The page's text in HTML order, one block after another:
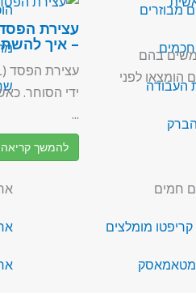
מבוזרים
חכמים
העבודה
חמים
קריפטו מומלצים
מטאמאסק
– איך
ידי הסוחר.
...
להמשך קריאה
בהם
הומצאו לפני